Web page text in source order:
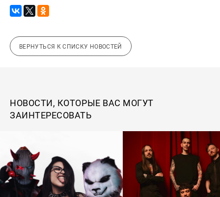
ВЕРНУТЬСЯ К СПИСКУ НОВОСТЕЙ
НОВОСТИ, КОТОРЫЕ ВАС МОГУТ
ЗАИНТЕРЕСОВАТЬ